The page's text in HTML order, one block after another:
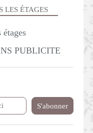
LES ÉTAGES
PUBLICITE